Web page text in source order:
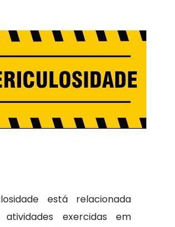
está relacionada
exercidas em